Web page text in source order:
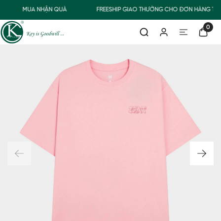
MUA NHẬN QUÀ FREESHIP GIAO THƯỜNG CHO ĐƠN HÀNG
0